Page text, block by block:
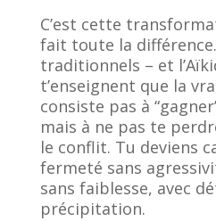
C’est cette
fait toute la
traditionnels – et
t’enseignent que la
consiste pas à
mais à ne pas te
le conflit. Tu deviens
fermeté sans
sans faiblesse, avec
précipitation.